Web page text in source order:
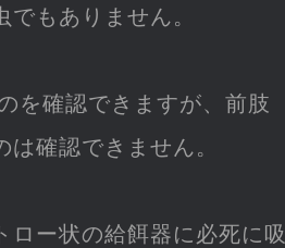
もありません。
を確認できますが、前肢
確認できません。
ロー状の給餌器に必死に吸